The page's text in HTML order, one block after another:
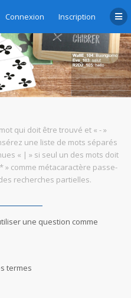
Connexion Inscription
qui doit être trouvé et « - »
une liste de mots séparés
« | » si seul un des mots doit
» comme métacaractère passe-
recherches partielles.
une question comme
termes